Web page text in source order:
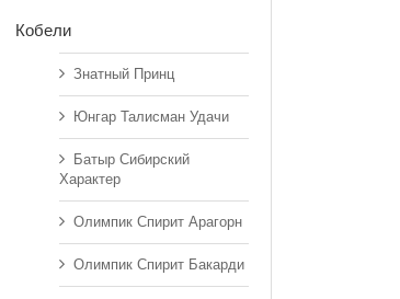
Кобели
Знатный Принц
Юнгар Талисман Удачи
Батыр Сибирский
Характер
Олимпик Спирит Арагорн
Олимпик Спирит Бакарди